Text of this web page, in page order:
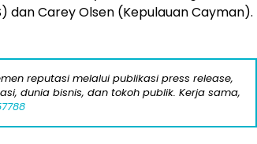
dan Carey Olsen (Kepulauan Cayman).
reputasi melalui publikasi press release,
dunia bisnis, dan tokoh publik. Kerja sama,